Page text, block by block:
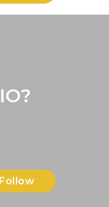
Follow